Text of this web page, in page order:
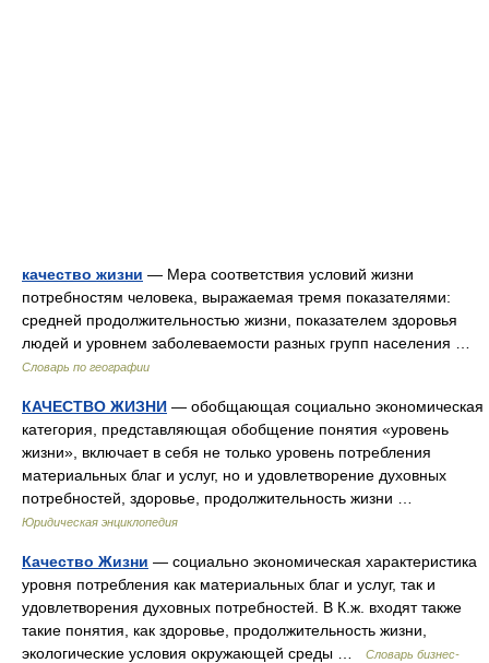
качество жизни — Мера соответствия условий жизни
потребностям человека, выражаемая тремя показателями:
средней продолжительностью жизни, показателем здоровья
людей и уровнем заболеваемости разных групп населения …
Словарь по географии
КАЧЕСТВО ЖИЗНИ — обобщающая социально экономическая
категория, представляющая обобщение понятия «уровень
жизни», включает в себя не только уровень потребления
материальных благ и услуг, но и удовлетворение духовных
потребностей, здоровье, продолжительность жизни …
Юридическая энциклопедия
Качество Жизни — социально экономическая характеристика
уровня потребления как материальных благ и услуг, так и
удовлетворения духовных потребностей. В К.ж. входят также
такие понятия, как здоровье, продолжительность жизни,
экологические условия окружающей среды …
Словарь бизнес-